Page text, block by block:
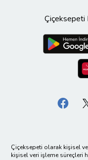
Çiçeksepeti
Çiçeksepeti olarak kişisel
kişisel veri işleme süreçleri